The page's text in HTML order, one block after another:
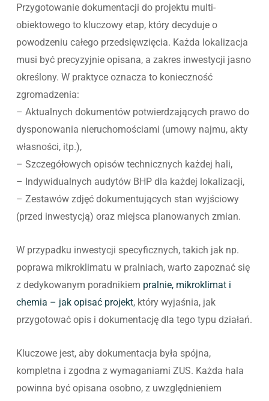
Przygotowanie dokumentacji do projektu multi-
obiektowego to kluczowy etap, który decyduje o
powodzeniu całego przedsięwzięcia. Każda lokalizacja
musi być precyzyjnie opisana, a zakres inwestycji jasno
określony. W praktyce oznacza to konieczność
zgromadzenia:
– Aktualnych dokumentów potwierdzających prawo do
dysponowania nieruchomościami (umowy najmu, akty
własności, itp.),
– Szczegółowych opisów technicznych każdej hali,
– Indywidualnych audytów BHP dla każdej lokalizacji,
– Zestawów zdjęć dokumentujących stan wyjściowy
(przed inwestycją) oraz miejsca planowanych zmian.
W przypadku inwestycji specyficznych, takich jak np.
poprawa mikroklimatu w pralniach, warto zapoznać się
z dedykowanym poradnikiem pralnie, mikroklimat i
chemia – jak opisać projekt, który wyjaśnia, jak
przygotować opis i dokumentację dla tego typu działań.
Kluczowe jest, aby dokumentacja była spójna,
kompletna i zgodna z wymaganiami ZUS. Każda hala
powinna być opisana osobno, z uwzględnieniem